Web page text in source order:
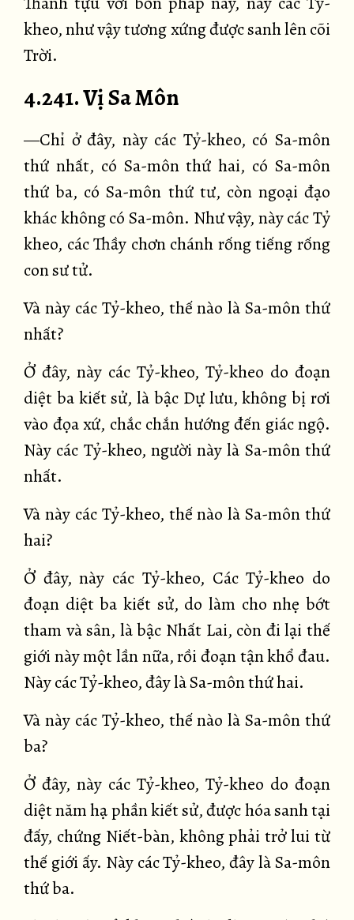
kheo, như vậy tương xứng được sanh lên cõi
Trời.
4.241. Vị Sa Môn
—Chỉ ở đây, này các Tỷ-kheo, có Sa-môn
thứ nhất, có Sa-môn thứ hai, có Sa-môn
thứ ba, có Sa-môn thứ tư, còn ngoại đạo
khác không có Sa-môn. Như vậy, này các Tỷ
kheo, các Thầy chơn chánh rống tiếng rống
con sư tử.
Và này các Tỷ-kheo, thế nào là Sa-môn thứ
nhất?
Ở đây, này các Tỷ-kheo, Tỷ-kheo do đoạn
diệt ba kiết sử, là bậc Dự lưu, không bị rơi
vào đọa xứ, chắc chắn hướng đến giác ngộ.
Này các Tỷ-kheo, người này là Sa-môn thứ
nhất.
Và này các Tỷ-kheo, thế nào là Sa-môn thứ
hai?
Ở đây, này các Tỷ-kheo, Các Tỷ-kheo do
đoạn diệt ba kiết sử, do làm cho nhẹ bớt
tham và sân, là bậc Nhất Lai, còn đi lại thế
giới này một lần nữa, rồi đoạn tận khổ đau.
Này các Tỷ-kheo, đây là Sa-môn thứ hai.
Và này các Tỷ-kheo, thế nào là Sa-môn thứ
ba?
Ở đây, này các Tỷ-kheo, Tỷ-kheo do đoạn
diệt năm hạ phần kiết sử, được hóa sanh tại
đấy, chứng Niết-bàn, không phải trở lui từ
thế giới ấy. Này các Tỷ-kheo, đây là Sa-môn
thứ ba.